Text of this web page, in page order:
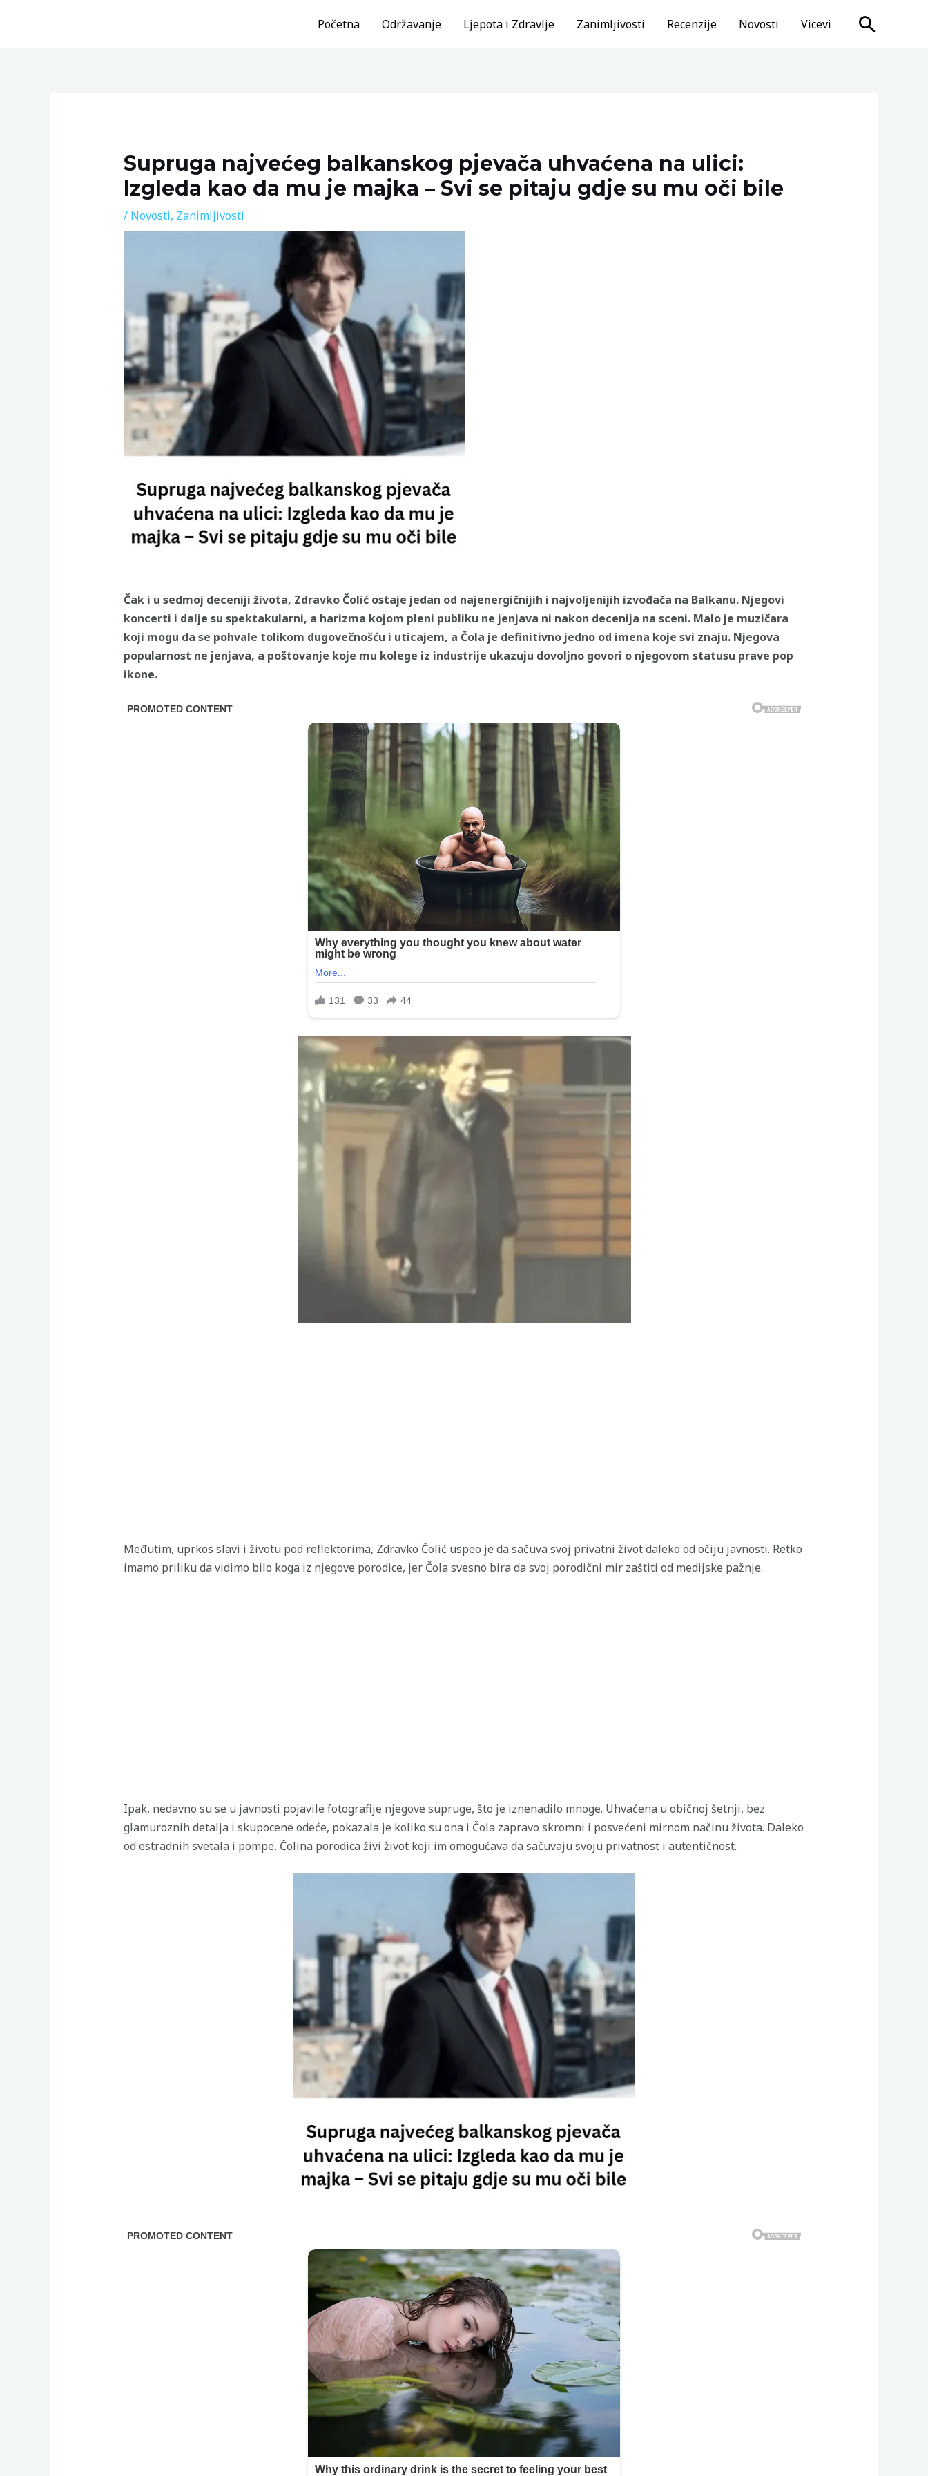
Početna Održavanje Ljepota i Zdravlje Zanimljivosti Recenzije Novosti Vicevi Search
Supruga najvećeg balkanskog pjevača uhvaćena na ulici:
Izgleda kao da mu je majka – Svi se pitaju gdje su mu oči bile
/ Novosti, Zanimljivosti
Čak i u sedmoj deceniji života, Zdravko Čolić ostaje jedan od najenergičnijih i najvoljenijih izvođača na Balkanu. Njegovi
koncerti i dalje su spektakularni, a harizma kojom pleni publiku ne jenjava ni nakon decenija na sceni. Malo je muzičara
koji mogu da se pohvale tolikom dugovečnošću i uticajem, a Čola je definitivno jedno od imena koje svi znaju. Njegova
popularnost ne jenjava, a poštovanje koje mu kolege iz industrije ukazuju dovoljno govori o njegovom statusu prave pop
ikone.
Međutim, uprkos slavi i životu pod reflektorima, Zdravko Čolić uspeo je da sačuva svoj privatni život daleko od očiju javnosti. Retko
imamo priliku da vidimo bilo koga iz njegove porodice, jer Čola svesno bira da svoj porodični mir zaštiti od medijske pažnje.
Ipak, nedavno su se u javnosti pojavile fotografije njegove supruge, što je iznenadilo mnoge. Uhvaćena u običnoj šetnji, bez
glamuroznih detalja i skupocene odeće, pokazala je koliko su ona i Čola zapravo skromni i posvećeni mirnom načinu života. Daleko
od estradnih svetala i pompe, Čolina porodica živi život koji im omogućava da sačuvaju svoju privatnost i autentičnost.